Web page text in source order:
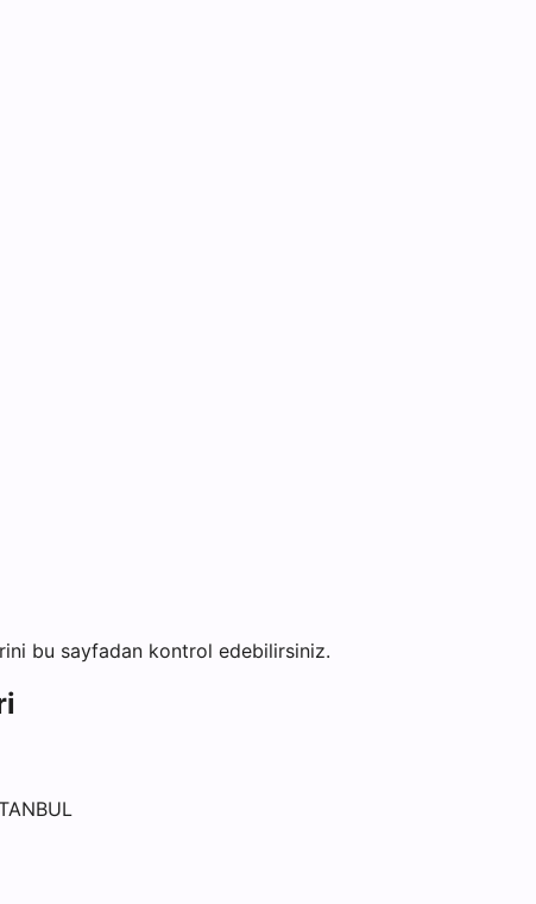
bu sayfadan kontrol edebilirsiniz.